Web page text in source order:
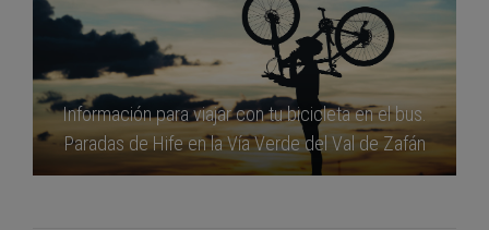
Información para viajar con tu bicicleta en el bus.
Paradas de Hife en la Vía Verde del Val de Zafán